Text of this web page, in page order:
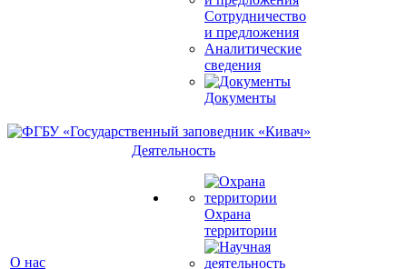
Сотрудничество
и предложения
Аналитические
сведения
Документы
О нас
Деятельность
Охрана
территории